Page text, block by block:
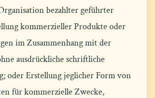
bezahlter geführter
kommerzieller Produkte oder
im Zusammenhang mit der
ausdrückliche schriftliche
oder Erstellung jeglicher Form von
für kommerzielle Zwecke,